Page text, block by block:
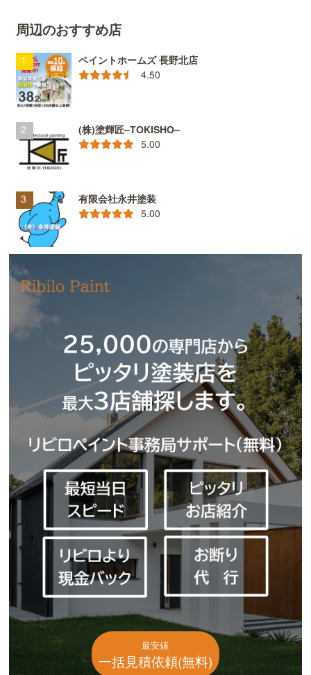
周辺のおすすめ店
ペイントホームズ 長野北店
4.50
(株)塗輝匠–TOKISHO–
5.00
有限会社永井塗装
5.00
最安値
一括見積依頼(無料)